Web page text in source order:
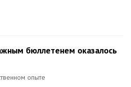
бюллетенем оказалось
опыте